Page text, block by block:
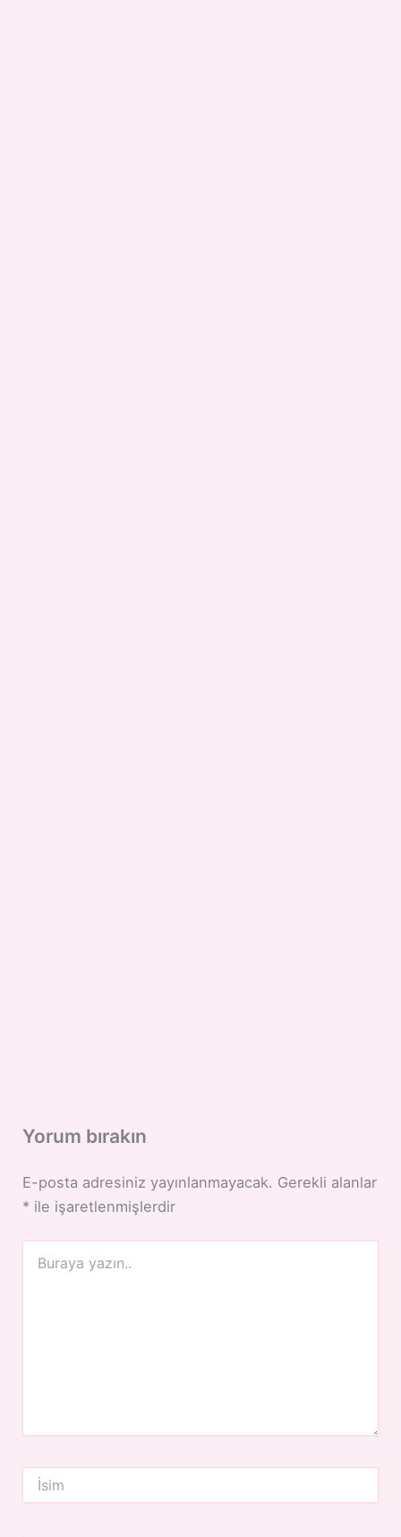
Yorum bırakın
E-posta adresiniz yayınlanmayacak. Gerekli alanlar
* ile işaretlenmişlerdir
yazın..
İsim